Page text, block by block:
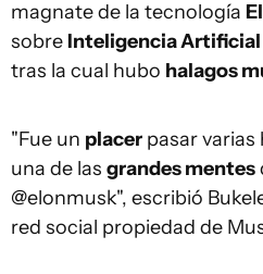
magnate de la tecnología
sobre Inteligencia Artificial
tras la cual hubo halagos
"Fue un placer pasar
una de las grandes mentes
@elonmusk", escribió
red social propiedad de